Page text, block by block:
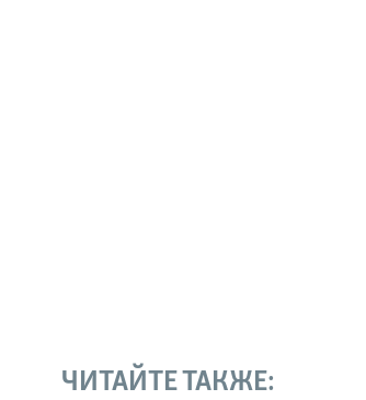
ЧИТАЙТЕ ТАКЖЕ: